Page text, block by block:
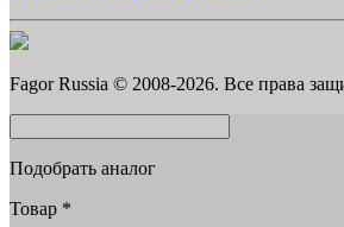
Fagor Russia © 2008-2026. Все права
Подобрать аналог
Товар *